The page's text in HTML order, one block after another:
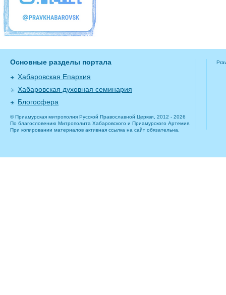
Основные разделы портала
Хабаровская Епархия
Хабаровская духовная семинария
Блогосфера
© Приамурская митрополия Русской Православной Церкви, 2012 - 2026
По благословению Митрополита Хабаровского и Приамурского Артемия.
При копировании материалов активная ссылка на сайт обязательна.